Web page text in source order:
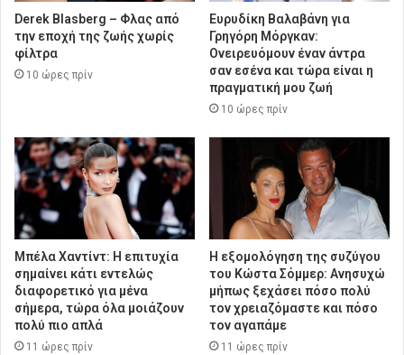
Derek Blasberg – Φλας από
την εποχή της ζωής χωρίς
φίλτρα
10 ώρες πρίν
Ευρυδίκη Βαλαβάνη για
Γρηγόρη Μόργκαν:
Ονειρευόμουν έναν άντρα
σαν εσένα και τώρα είναι η
πραγματική μου ζωή
10 ώρες πρίν
Μπέλα Χαντίντ: Η επιτυχία
σημαίνει κάτι εντελώς
διαφορετικό για μένα
σήμερα, τώρα όλα μοιάζουν
πολύ πιο απλά
11 ώρες πρίν
Η εξομολόγηση της συζύγου
του Κώστα Σόμμερ: Ανησυχώ
μήπως ξεχάσει πόσο πολύ
τον χρειαζόμαστε και πόσο
τον αγαπάμε
11 ώρες πρίν